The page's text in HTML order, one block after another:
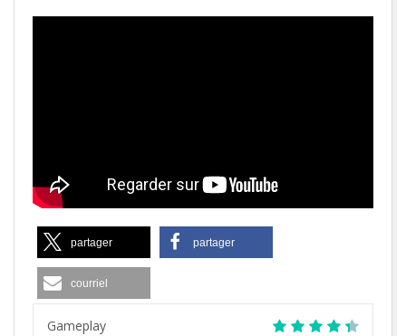
partager partager
courriel
Gameplay